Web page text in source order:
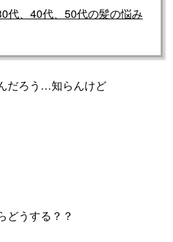
代、40代、50代の髪の悩み
だろう…知らんけど
どうする？？